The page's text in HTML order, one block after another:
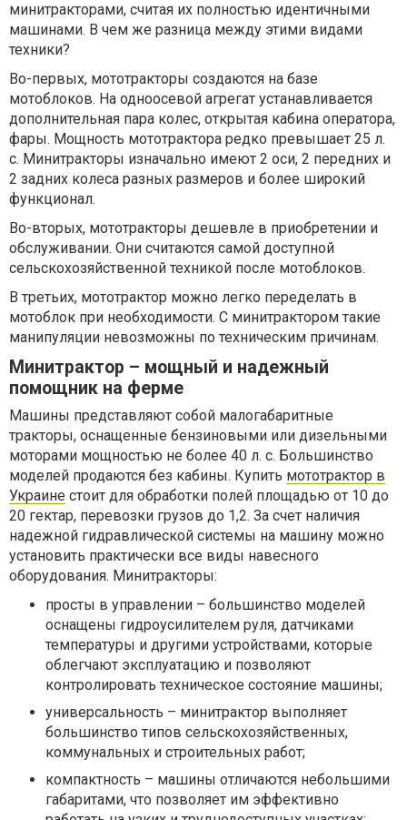
минитракторами, считая их полностью идентичными
машинами. В чем же разница между этими видами
техники?
Во-первых, мототракторы создаются на базе
мотоблоков. На одноосевой агрегат устанавливается
дополнительная пара колес, открытая кабина оператора,
фары. Мощность мототрактора редко превышает 25 л.
с. Минитракторы изначально имеют 2 оси, 2 передних и
2 задних колеса разных размеров и более широкий
функционал.
Во-вторых, мототракторы дешевле в приобретении и
обслуживании. Они считаются самой доступной
сельскохозяйственной техникой после мотоблоков.
В третьих, мототрактор можно легко переделать в
мотоблок при необходимости. С минитрактором такие
манипуляции невозможны по техническим причинам.
Минитрактор – мощный и надежный
помощник на ферме
Машины представляют собой малогабаритные
тракторы, оснащенные бензиновыми или дизельными
моторами мощностью не более 40 л. с. Большинство
моделей продаются без кабины. Купить мототрактор в
Украине стоит для обработки полей площадью от 10 до
20 гектар, перевозки грузов до 1,2. За счет наличия
надежной гидравлической системы на машину можно
установить практически все виды навесного
оборудования. Минитракторы:
просты в управлении – большинство моделей
оснащены гидроусилителем руля, датчиками
температуры и другими устройствами, которые
облегчают эксплуатацию и позволяют
контролировать техническое состояние машины;
универсальность – минитрактор выполняет
большинство типов сельскохозяйственных,
коммунальных и строительных работ;
компактность – машины отличаются небольшими
габаритами, что позволяет им эффективно